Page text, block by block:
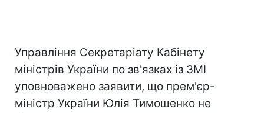
Управління Секретаріату Кабінету
міністрів України по зв'язках із ЗМІ
уповноважено заявити, що прем'єр-
міністр України Юлія Тимошенко не